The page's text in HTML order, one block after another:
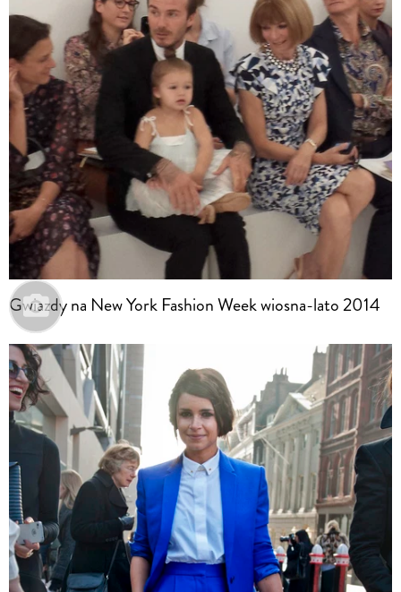
Gwiazdy na New York Fashion Week wiosna-lato 2014